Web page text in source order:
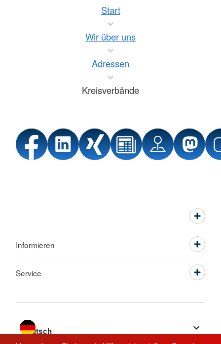
Start
Wir über uns
Adressen
Kreisverbände
Informieren
Service
Sprache wechseln zu